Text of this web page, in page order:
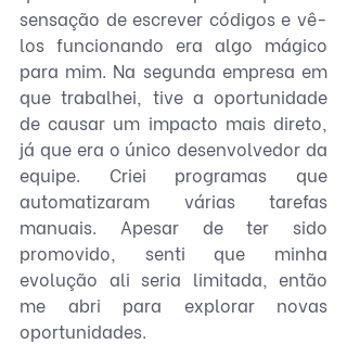
sensação de escrever códigos e vê-
los funcionando era algo mágico
para mim. Na segunda empresa em
que trabalhei, tive a oportunidade
de causar um impacto mais direto,
já que era o único desenvolvedor da
equipe. Criei programas que
automatizaram várias tarefas
manuais. Apesar de ter sido
promovido, senti que minha
evolução ali seria limitada, então
me abri para explorar novas
oportunidades.